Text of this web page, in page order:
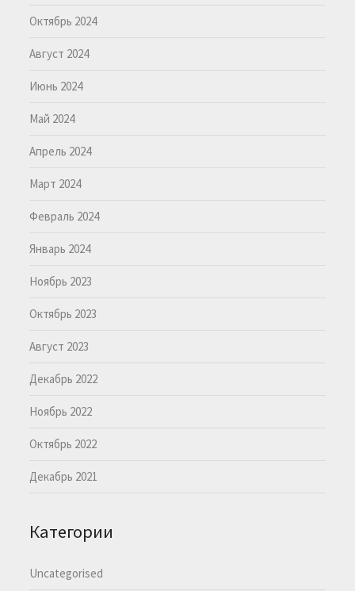
Октябрь 2024
Август 2024
Июнь 2024
Май 2024
Апрель 2024
Март 2024
Февраль 2024
Январь 2024
Ноябрь 2023
Октябрь 2023
Август 2023
Декабрь 2022
Ноябрь 2022
Октябрь 2022
Декабрь 2021
Категории
Uncategorised